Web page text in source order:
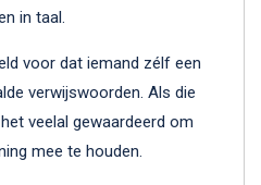
in taal.
voor dat iemand zélf een
verwijswoorden. Als die
veelal gewaardeerd om
mee te houden.